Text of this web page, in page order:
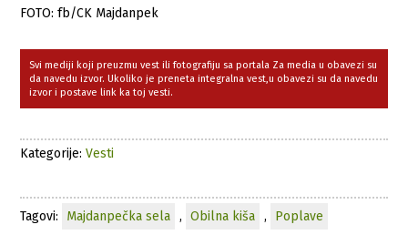
FOTO: fb/CK Majdanpek
Svi mediji koji preuzmu vest ili fotografiju sa portala Za media u obavezi su
da navedu izvor. Ukoliko je preneta integralna vest,u obavezi su da navedu
izvor i postave link ka toj vesti.
Kategorije:Vesti
Tagovi: Majdanpečka sela , Obilna kiša , Poplave